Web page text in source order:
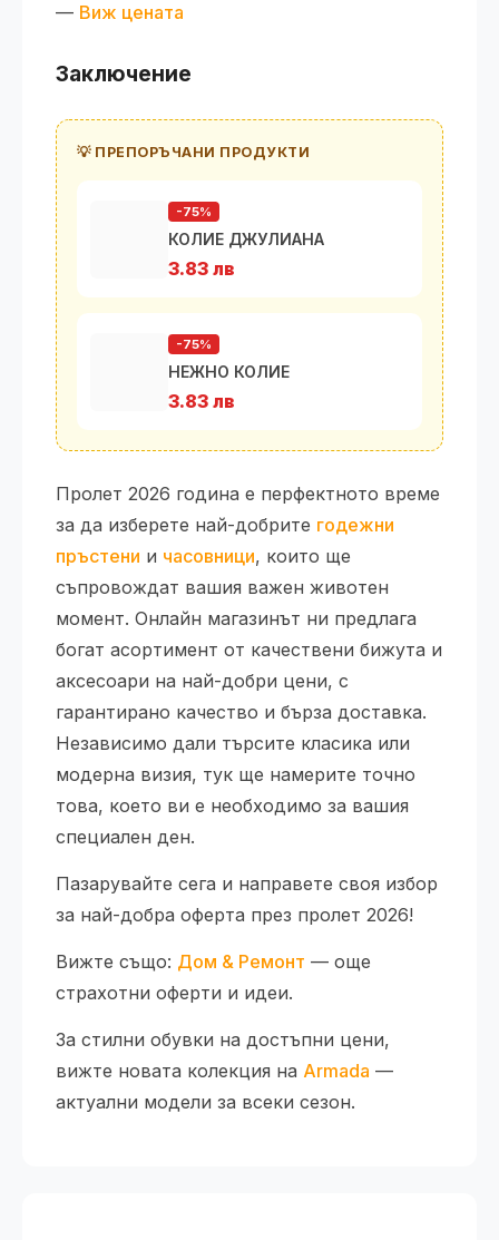
— Виж цената
Заключение
💡 ПРЕПОРЪЧАНИ ПРОДУКТИ
-75%
КОЛИЕ ДЖУЛИАНА
3.83 лв
-75%
НЕЖНО КОЛИЕ
3.83 лв
Пролет 2026 година е перфектното време
за да изберете най-добрите годежни
пръстени и часовници, които ще
съпровождат вашия важен животен
момент. Онлайн магазинът ни предлага
богат асортимент от качествени бижута и
аксесоари на най-добри цени, с
гарантирано качество и бърза доставка.
Независимо дали търсите класика или
модерна визия, тук ще намерите точно
това, което ви е необходимо за вашия
специален ден.
Пазарувайте сега и направете своя избор
за най-добра оферта през пролет 2026!
Вижте също: Дом & Ремонт — още
страхотни оферти и идеи.
За стилни обувки на достъпни цени,
вижте новата колекция на Armada —
актуални модели за всеки сезон.